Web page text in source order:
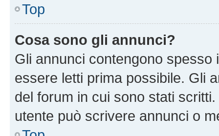
Top
Cosa sono gli annunci?
Gli annunci contengono
essere letti prima possibile. Gli
del forum in cui sono stati
utente può scrivere annunci o